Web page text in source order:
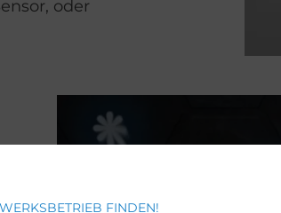
oder
FINDEN!